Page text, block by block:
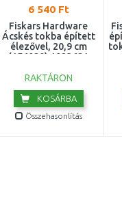
6 540 Ft
Fiskars Hardware
Ácskés tokba épített
élezővel, 20,9 cm
(156020) 1023621
RAKTÁRON
KOSÁRBA
Összehasonlítás